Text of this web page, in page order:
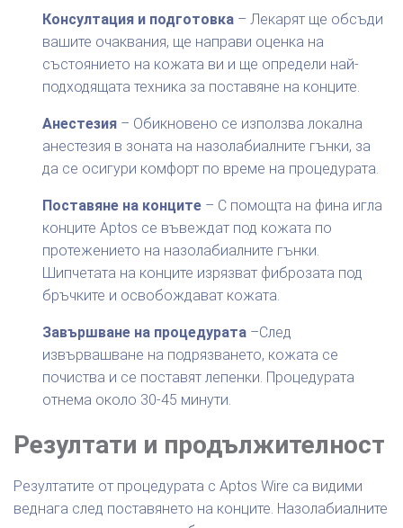
Консултация и подготовка – Лекарят ще обсъди
вашите очаквания, ще направи оценка на
състоянието на кожата ви и ще определи най-
подходящата техника за поставяне на конците.
Анестезия – Обикновено се използва локална
анестезия в зоната на назолабиалните гънки, за
да се осигури комфорт по време на процедурата.
Поставяне на конците – С помощта на фина игла
конците Aptos се въвеждат под кожата по
протежението на назолабиалните гънки.
Шипчетата на конците изрязват фиброзата под
бръчките и освобождават кожата.
Завършване на процедурата –След
извървашване на подрязването, кожата се
почиства и се поставят лепенки. Процедурата
отнема около 30-45 минути.
Резултати и продължителност
Резултатите от процедурата с Aptos Wire са видими
веднага след поставянето на конците. Назолабиалните